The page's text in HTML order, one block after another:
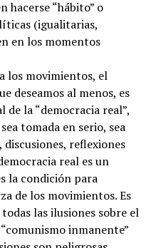
hacerse “hábito” o
(igualitarias,
en los momentos
los movimientos, el
deseamos al menos, es
la “democracia real”,
tomada en serio, sea
reflexiones
real es un
la condición para
de los movimientos. Es
las ilusiones sobre el
inmanente”